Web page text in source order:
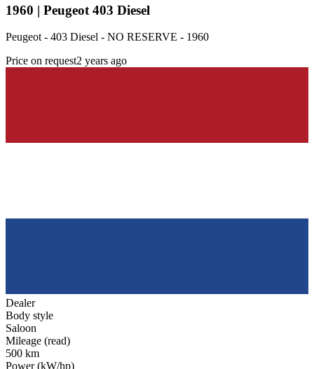
1960 | Peugeot 403 Diesel
Peugeot - 403 Diesel - NO RESERVE - 1960
Price on request2 years ago
Dealer
Body style
Saloon
Mileage (read)
500 km
Power (kW/hp)